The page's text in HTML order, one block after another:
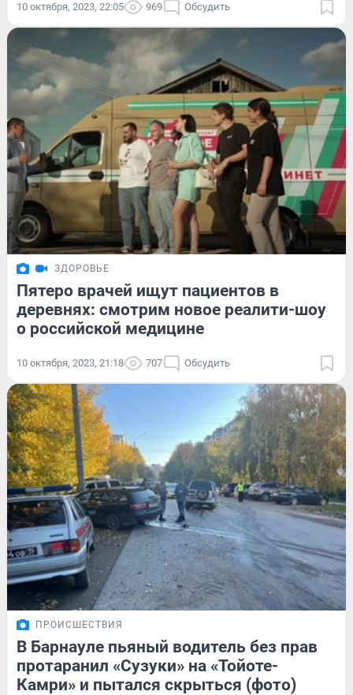
10 октября, 2023, 22:05 969 Обсудить
ЗДОРОВЬЕ
Пятеро врачей ищут пациентов в
деревнях: смотрим новое реалити-шоу
о российской медицине
10 октября, 2023, 21:18 707 Обсудить
ПРОИСШЕСТВИЯ
В Барнауле пьяный водитель без прав
протаранил «Сузуки» на «Тойоте-
Камри» и пытался скрыться (фото)